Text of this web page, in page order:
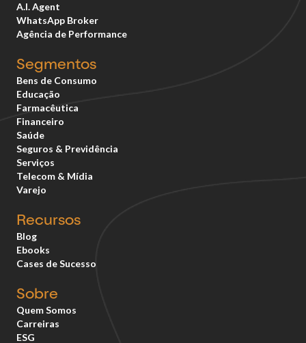
A.I. Agent
WhatsApp Broker
Agência de Performance
Segmentos
Bens de Consumo
Educação
Farmacêutica
Financeiro
Saúde
Seguros & Previdência
Serviços
Telecom & Mídia
Varejo
Recursos
Blog
Ebooks
Cases de Sucesso
Sobre
Quem Somos
Carreiras
ESG